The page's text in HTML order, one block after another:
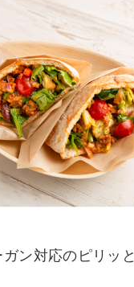
ン対応のピリッ